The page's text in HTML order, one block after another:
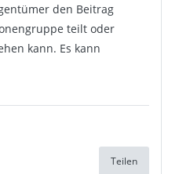
den Beitrag
teilt oder
kann. Es kann
Teilen